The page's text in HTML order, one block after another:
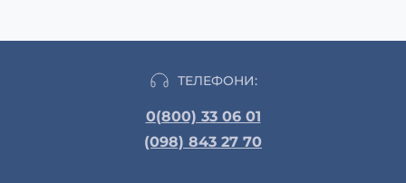
ТЕЛЕФОНИ:
0(800) 33 06 01
(098) 843 27 70